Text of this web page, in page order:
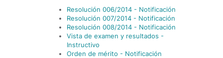
Resolución 006/2014 - Notificación
Resolución 007/2014 - Notificación
Resolución 008/2014 - Notificación
Vista de examen y resultados -
Instructivo
Orden de mérito - Notificación